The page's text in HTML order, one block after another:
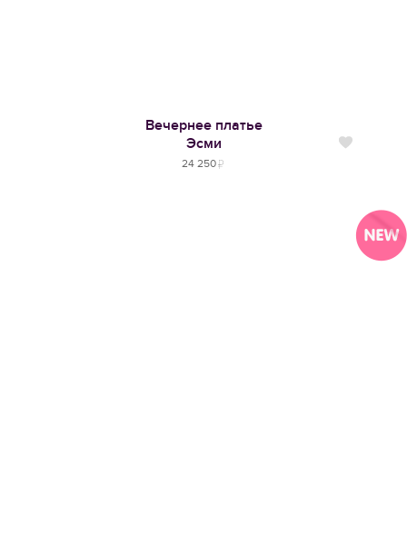
Вечернее платье
Эсми
24 250